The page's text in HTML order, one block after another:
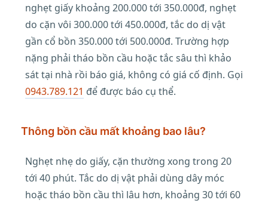
nghẹt giấy khoảng 200.000 tới 350.000đ, nghẹt
do cặn vôi 300.000 tới 450.000đ, tắc do dị vật
gần cổ bồn 350.000 tới 500.000đ. Trường hợp
nặng phải tháo bồn cầu hoặc tắc sâu thì khảo
sát tại nhà rồi báo giá, không có giá cố định. Gọi
0943.789.121 để được báo cụ thể.
Thông bồn cầu mất khoảng bao lâu?
Nghẹt nhẹ do giấy, cặn thường xong trong 20
tới 40 phút. Tắc do dị vật phải dùng dây móc
hoặc tháo bồn cầu thì lâu hơn, khoảng 30 tới 60